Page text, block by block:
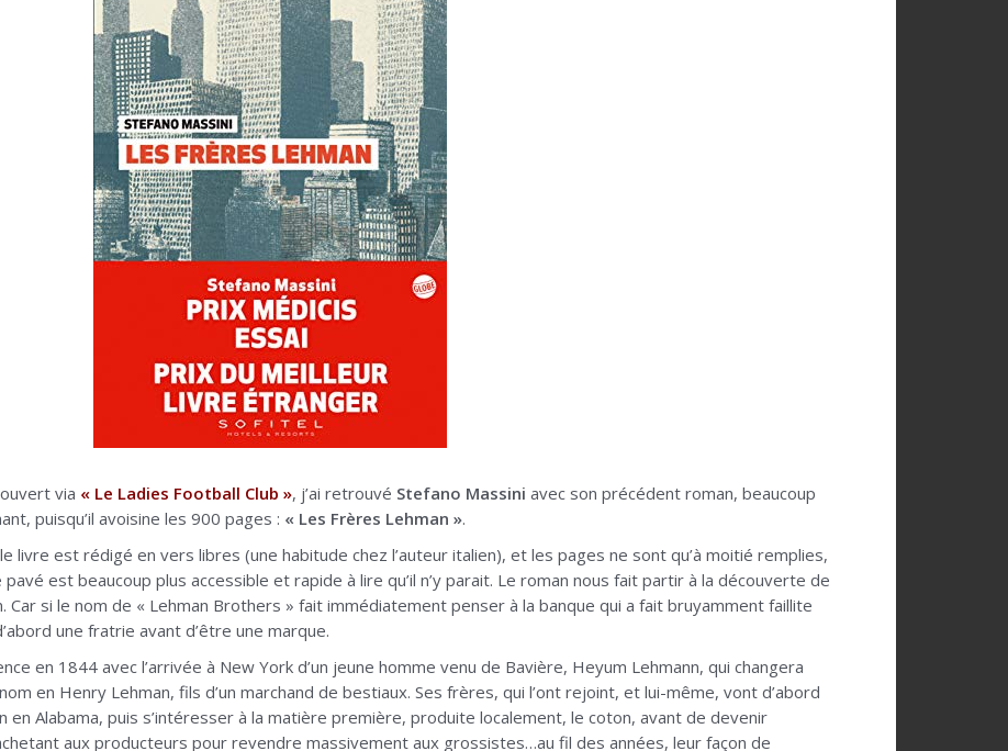
via « Le Ladies Football Club », j’ai retrouvé Stefano Massini avec son précédent roman, beaucoup
puisqu’il avoisine les 900 pages : « Les Frères Lehman ».
livre est rédigé en vers libres (une habitude chez l’auteur italien), et les pages ne sont qu’à moitié remplies,
est beaucoup plus accessible et rapide à lire qu’il n’y parait. Le roman nous fait partir à la découverte de
Car si le nom de « Lehman Brothers » fait immédiatement penser à la banque qui a fait bruyamment faillite
une fratrie avant d’être une marque.
en 1844 avec l’arrivée à New York d’un jeune homme venu de Bavière, Heyum Lehmann, qui changera
en Henry Lehman, fils d’un marchand de bestiaux. Ses frères, qui l’ont rejoint, et lui-même, vont d’abord
en Alabama, puis s’intéresser à la matière première, produite localement, le coton, avant de devenir
aux producteurs pour revendre massivement aux grossistes…au fil des années, leur façon de